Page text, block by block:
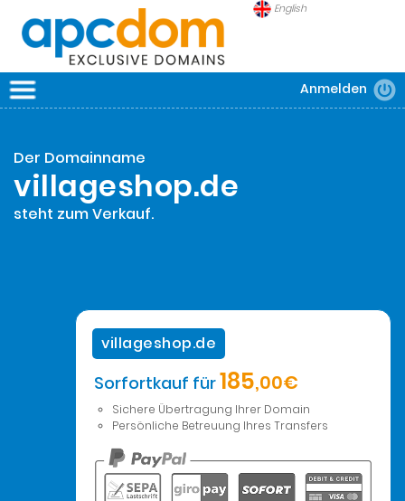
English
FRAGEN
Anmelden
Der Domainname
villageshop.de
steht zum Verkauf.
villageshop.de
Sorfortkauf für185,00€
Sichere Übertragung Ihrer Domain
Persönliche Betreuung Ihres Transfers